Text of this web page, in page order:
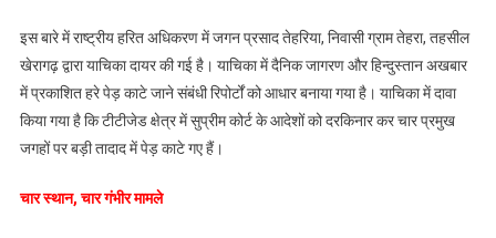
जारी
कर
मांगा
इस बारे में राष्ट्रीय हरित अधिकरण में जगन प्रसाद तेहरिया, निवासी ग्राम तेहरा, तहसील
खेरागढ़ द्वारा याचिका दायर की गई है। याचिका में दैनिक जागरण और हिन्दुस्तान अखबार
में प्रकाशित हरे पेड़ काटे जाने संबंधी रिपोर्टों को आधार बनाया गया है। याचिका में दावा
किया गया है कि टीटीजेड क्षेत्र में सुप्रीम कोर्ट के आदेशों को दरकिनार कर चार प्रमुख
जगहों पर बड़ी तादाद में पेड़ काटे गए हैं।
चार स्थान, चार गंभीर मामले